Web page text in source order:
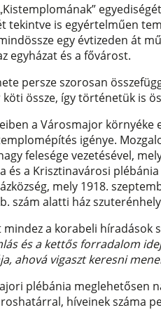
tekintve is egyértelműen
egy évtizeden át
egyházat és a fővárost.
persze szorosan
össze, így történetük is
a Városmajor
igénye.
felesége vezetésével,
és a Krisztinavárosi
mely 1918.
szám alatti ház
a korabeli híradások
és a kettős forradalom
ahová vigaszt keresni
plébánia meglehetősen
híveinek száma